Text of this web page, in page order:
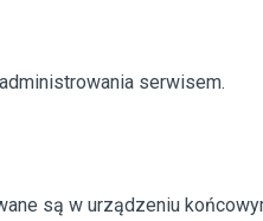
serwisem.
są w urządzeniu